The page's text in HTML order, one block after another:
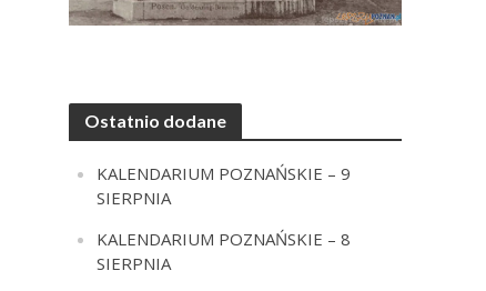
Ostatnio dodane
KALENDARIUM POZNAŃSKIE – 9
SIERPNIA
KALENDARIUM POZNAŃSKIE – 8
SIERPNIA